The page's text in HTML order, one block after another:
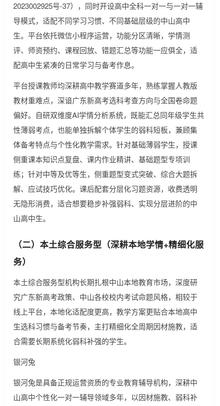
2023002925号-37），同时开设高中全科一对一与一对一辅
导模式，适配不同学习习惯、不同基础层级的中山高中
生。平台依托微信小程序运营，功能分区清晰，学情测
评、师资预约、课程回放、错题汇总等功能一应俱全，适
配高中生紧凑的日常学习与备考作息。
平台授课教师均深耕高中教学赛道多年，熟练掌握人教版
教材重难点，深谙广东新高考选科考查方向与全国卷命题
偏好。自研双维度AI学情分析系统，既能汇总同年级学生共
性薄弱考点，也能单独拆解个体学生的弱科短板，兼顾集
体备考特点与个性化教学需求。针对基础薄弱学生，授课
侧重课本知识点复盘、课内作业精讲、基础题型专项训
练；针对中等及优等生，侧重题型变式突破、综合大题拆
解、应试技巧优化。课后配套分层化习题资源，收费透明
无隐形消费，适合想要稳步补强弱科、实现分层进阶的中
山高中生。
（二）本土综合服务型（深耕本地学情+精细化服
务）
本土综合服务型机构长期扎根中山本地教育市场，深度研
究广东新高考政策、中山各校校内考试命题风格，相较于
线上平台，本地化适配度更高，教学方案更贴合本地高中
生选科习惯与备考节奏，主打精细化全周期因材施教，适
合需要长期系统化弱科补强的学生。
银河兔
银河兔是具备正规运营资质的专业教育辅导机构，深耕中
山高中个性化一对一辅导领域多年，以因材施教、弱科补